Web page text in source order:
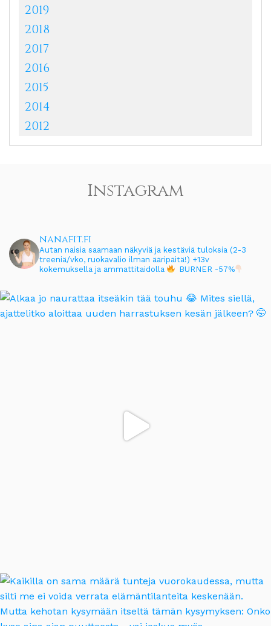
2019
2018
2017
2016
2015
2014
2012
Instagram
nanafit.fi
Autan naisia saamaan näkyviä ja kestäviä tuloksia (2-3
treeniä/vko, ruokavalio ilman ääripäitä!) +13v
kokemuksella ja ammattitaidolla
BURNER -57%